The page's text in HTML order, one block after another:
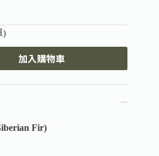
)
加入購物車
Fir)